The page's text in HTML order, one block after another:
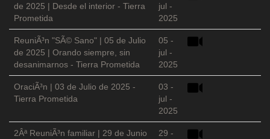
de 2025 | Desde el interior - Tierra
Prometida
jul -
2025
ReuniÃ³n "SÃ© Sano" | 05 de Julio
de 2025 | Orando siempre, sin
desanimarnos - Tierra Prometida
05 -
jul -
2025
OraciÃ³n | 03 de Julio de 2025 -
Tierra Prometida
03 -
jul -
2025
2Âª ReuniÃ³n familiar | 29 de Junio
29 -